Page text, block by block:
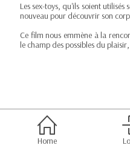
Les sex-toys, qu'ils soient
nouveau pour découvrir son
Ce film nous emmène à la
le champ des possibles du
Home